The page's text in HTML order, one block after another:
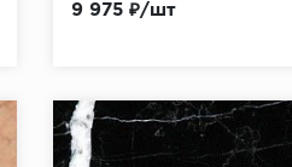
9 975 ₽/шт